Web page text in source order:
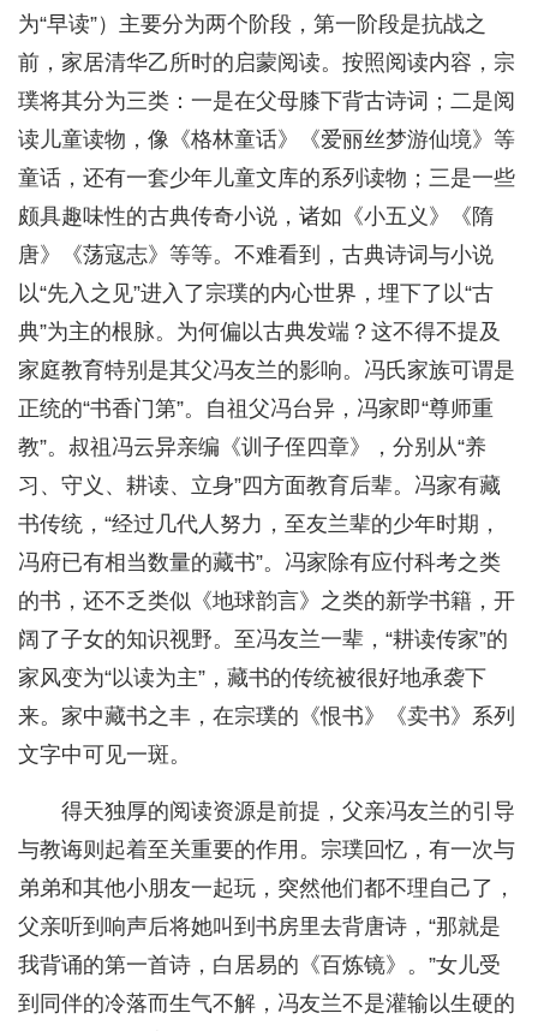
为“早读”）主要分为两个阶段，第一阶段是抗战之
前，家居清华乙所时的启蒙阅读。按照阅读内容，宗
璞将其分为三类：一是在父母膝下背古诗词；二是阅
读儿童读物，像《格林童话》《爱丽丝梦游仙境》等
童话，还有一套少年儿童文库的系列读物；三是一些
颇具趣味性的古典传奇小说，诸如《小五义》《隋
唐》《荡寇志》等等。不难看到，古典诗词与小说
以“先入之见”进入了宗璞的内心世界，埋下了以“古
典”为主的根脉。为何偏以古典发端？这不得不提及
家庭教育特别是其父冯友兰的影响。冯氏家族可谓是
正统的“书香门第”。自祖父冯台异，冯家即“尊师重
教”。叔祖冯云异亲编《训子侄四章》，分别从“养
习、守义、耕读、立身”四方面教育后辈。冯家有藏
书传统，“经过几代人努力，至友兰辈的少年时期，
冯府已有相当数量的藏书”。冯家除有应付科考之类
的书，还不乏类似《地球韵言》之类的新学书籍，开
阔了子女的知识视野。至冯友兰一辈，“耕读传家”的
家风变为“以读为主”，藏书的传统被很好地承袭下
来。家中藏书之丰，在宗璞的《恨书》《卖书》系列
文字中可见一斑。
得天独厚的阅读资源是前提，父亲冯友兰的引导
与教诲则起着至关重要的作用。宗璞回忆，有一次与
弟弟和其他小朋友一起玩，突然他们都不理自己了，
父亲听到响声后将她叫到书房里去背唐诗，“那就是
我背诵的第一首诗，白居易的《百炼镜》。”女儿受
到同伴的冷落而生气不解，冯友兰不是灌输以生硬的